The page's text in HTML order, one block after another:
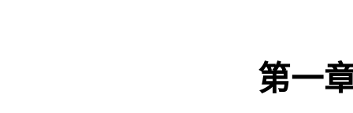
第一